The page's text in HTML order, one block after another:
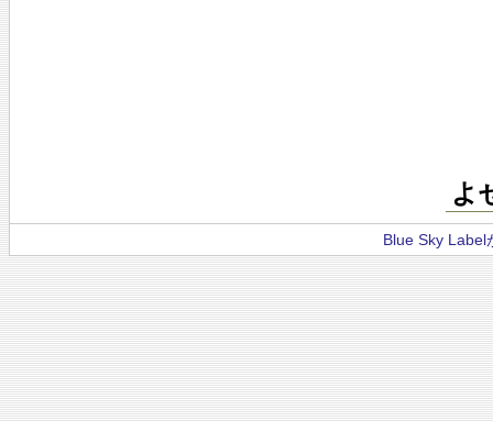
よ
Blue Sky Label